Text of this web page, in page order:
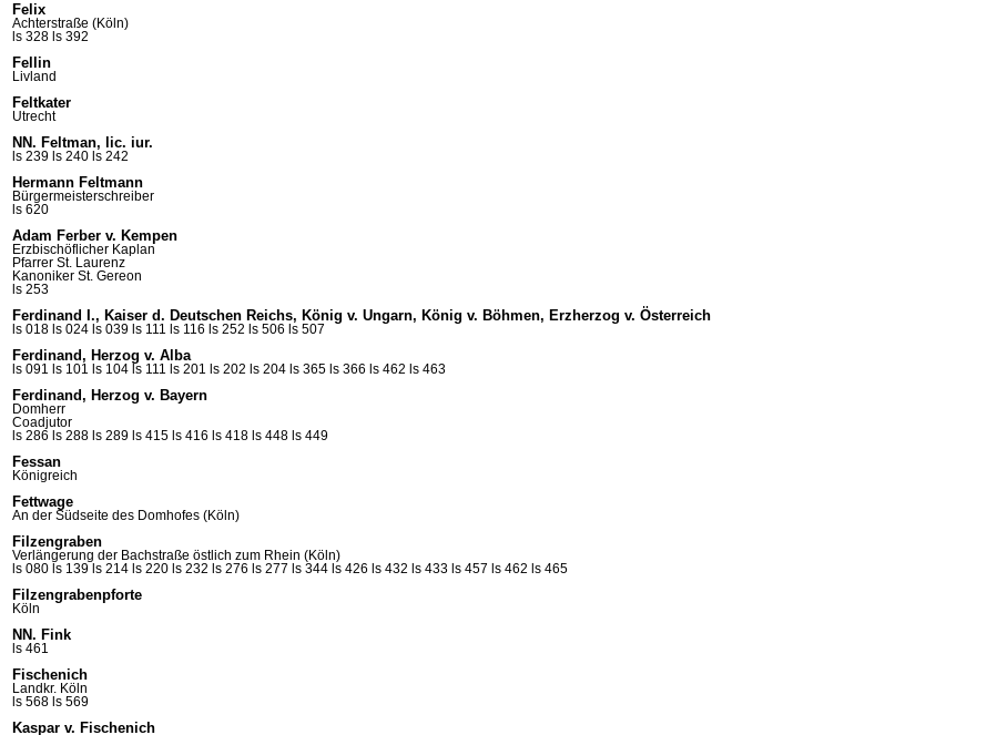
Felix
Achterstraße (Köln)
ls 328 ls 392
Fellin
Livland
Feltkater
Utrecht
NN. Feltman, lic. iur.
ls 239 ls 240 ls 242
Hermann Feltmann
Bürgermeisterschreiber
ls 620
Adam Ferber v. Kempen
Erzbischöflicher Kaplan
Pfarrer St. Laurenz
Kanoniker St. Gereon
ls 253
Ferdinand I., Kaiser d. Deutschen Reichs, König v. Ungarn, König v. Böhmen, Erzherzog v. Österreich
ls 018 ls 024 ls 039 ls 111 ls 116 ls 252 ls 506 ls 507
Ferdinand, Herzog v. Alba
ls 091 ls 101 ls 104 ls 111 ls 201 ls 202 ls 204 ls 365 ls 366 ls 462 ls 463
Ferdinand, Herzog v. Bayern
Domherr
Coadjutor
ls 286 ls 288 ls 289 ls 415 ls 416 ls 418 ls 448 ls 449
Fessan
Königreich
Fettwage
An der Südseite des Domhofes (Köln)
Filzengraben
Verlängerung der Bachstraße östlich zum Rhein (Köln)
ls 080 ls 139 ls 214 ls 220 ls 232 ls 276 ls 277 ls 344 ls 426 ls 432 ls 433 ls 457 ls 462 ls 465
Filzengrabenpforte
Köln
NN. Fink
ls 461
Fischenich
Landkr. Köln
ls 568 ls 569
Kaspar v. Fischenich